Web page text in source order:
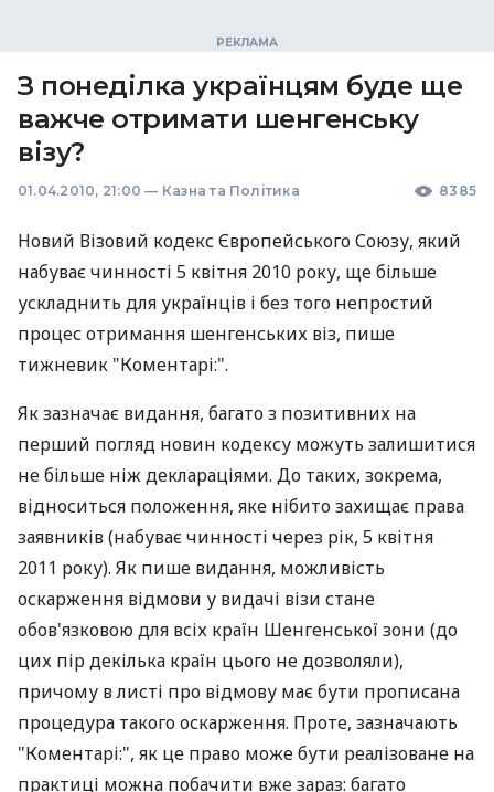
З понеділка українцям буде ще
важче отримати шенгенську
візу?
01.04.2010, 21:00 — Казна та Політика 8385
Новий Візовий кодекс Європейського Союзу, який
набуває чинності 5 квітня 2010 року, ще більше
ускладнить для українців і без того непростий
процес отримання шенгенських віз, пише
тижневик "Коментарі:".
Як зазначає видання, багато з позитивних на
перший погляд новин кодексу можуть залишитися
не більше ніж деклараціями. До таких, зокрема,
відноситься положення, яке нібито захищає права
заявників (набуває чинності через рік, 5 квітня
2011 року). Як пише видання, можливість
оскарження відмови у видачі візи стане
обов'язковою для всіх країн Шенгенської зони (до
цих пір декілька країн цього не дозволяли),
причому в листі про відмову має бути прописана
процедура такого оскарження. Проте, зазначають
"Коментарі:", як це право може бути реалізоване на
практиці можна побачити вже зараз: багато